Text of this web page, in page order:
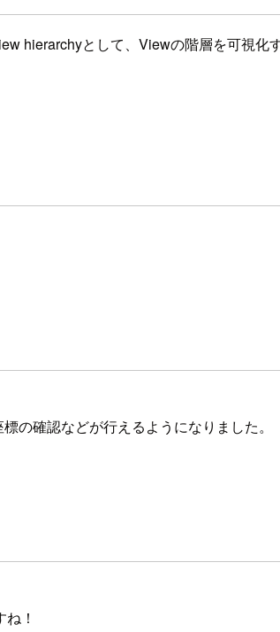
hierarchyとして、Viewの階層を可視
の確認などが行えるようになりました。
！